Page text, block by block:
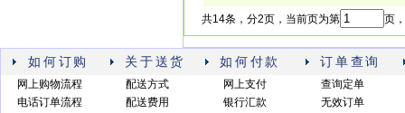
共14条，分2页，当前页为第 页
如何订购 关于送货 如何付款 订单查询
网上购物流程
电话订单流程
配送方式
配送费用
网上支付
银行汇款
查询定单
无效订单